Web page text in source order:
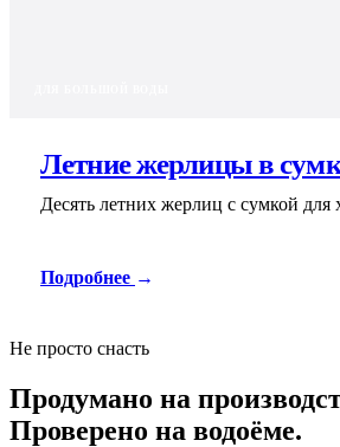
Летние жерлицы в
Десять летних жерлиц с сумкой для
Подробнее →
Не просто снасть
Продумано на
Проверено на водоёме.